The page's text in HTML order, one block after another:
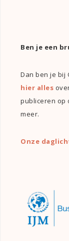
Ben je een
Dan ben je bij
hier alles
publiceren op
meer.
Onze